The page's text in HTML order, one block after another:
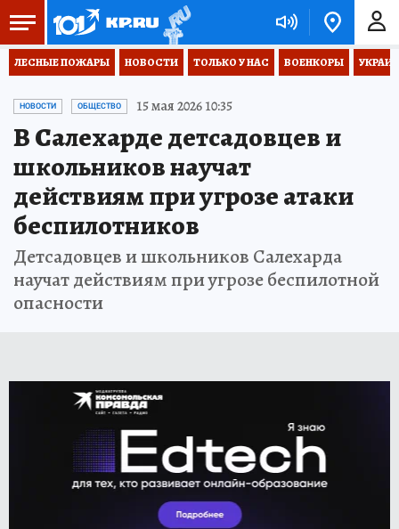
ЛЕСНЫЕ ПОЖАРЫ НОВОСТИ ТОЛЬКО У НАС ВОЕНКОРЫ
НОВОСТИ ОБЩЕСТВО 15 мая 2026 10:35
В Салехарде детсадовцев и
школьников научат
действиям при угрозе атаки
беспилотников
Детсадовцев и школьников Салехарда
научат действиям при угрозе беспилотной
опасности